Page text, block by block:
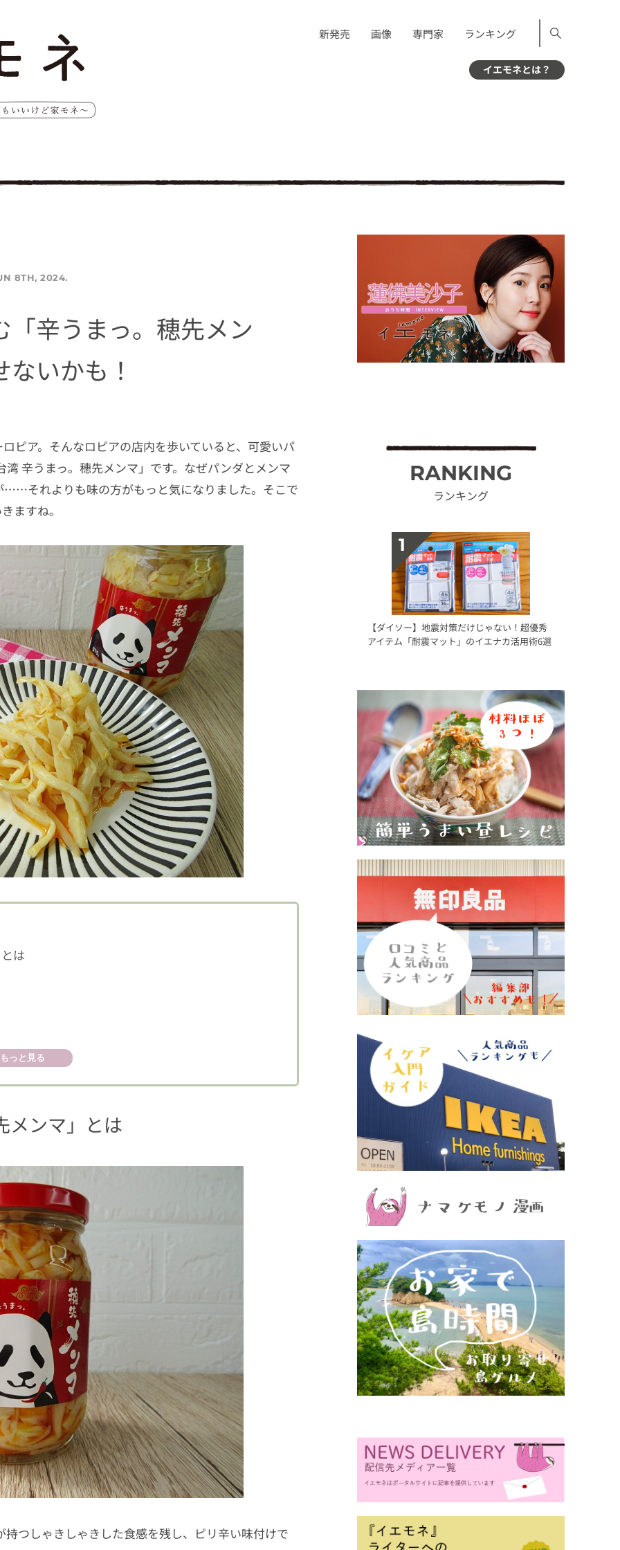
新発売 画像 専門家 ランキング
イエモネとは？
8TH, 2024.
辛うまっ。穂先メン
いかも！
ピア。そんなロピアの店内を歩いていると、可愛いパ
辛うまっ。穂先メンマ」です。なぜパンダとメンマ
それよりも味の方がもっと気になりました。そこで
ますね。
は
もっと見る
メンマ」とは
つしゃきしゃきした食感を残し、ピリ辛い味付けで
RANKING
ランキング
【ダイソー】地震対策だけじゃない！超優秀
アイテム「耐震マット」のイエナカ活用術6選